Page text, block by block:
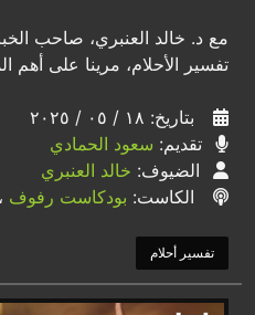
مع د. خالد العنبري، صاحب
تفسير الأحلام، مرينا على أهم
بتاريخ: ١٨ / ٠٥ / ٢٠٢٥
تقديم: سعود الحمادي
الضيوف: خالد العنبري
الكاست: بودكاست رفوف
تفسير أحلام